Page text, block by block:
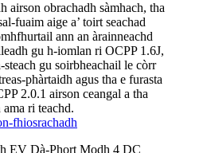
airson obrachadh sàmhach, tha
fuaim aige a’ toirt seachad
ann an àrainneachd
gu h-iomlan ri OCPP 1.6J,
gu soirbheachail le còrr
phàrtaidh agus tha e furasta
2.0.1 airson ceangal a tha
ri teachd.
fhiosrachadh